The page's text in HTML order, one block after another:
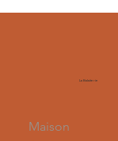
La Balaiterie
Maison